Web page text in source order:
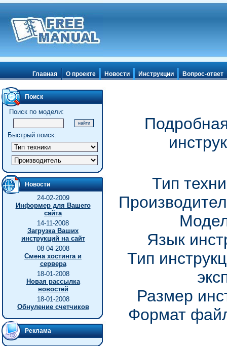
Главная О проекте Новости Инструкции Вопрос-ответ
Поиск
Поиск по модели:
Быстрый поиск:
Новости
24-02-2009
Информер для Вашего
сайта
14-11-2008
Загрузка Ваших
инструкций на сайт
08-04-2008
Смена хостинга и
сервера
18-01-2008
Новая рассылка
новостей
18-01-2008
Обнуление счетчиков
Реклама
Тип
Язык
Тип
Размер
Формат